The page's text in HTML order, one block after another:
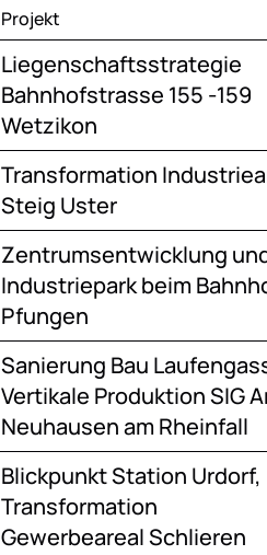
Projekt
Liegenschaftsstrategie
Bahnhofstrasse 155 -159
Wetzikon
Transformation
Steig Uster
Zentrumsentwicklung
Industriepark beim
Pfungen
Sanierung Bau
Vertikale Produktion SIG
Neuhausen am Rheinfall
Blickpunkt Station Urdorf,
Transformation
Gewerbeareal Schlieren